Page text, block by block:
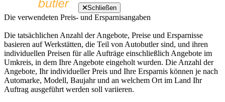
Schließen
Die verwendeten Preis- und Ersparnisangaben
Die tatsächlichen Anzahl der Angebote, Preise und Ersparnisse
basieren auf Werkstätten, die Teil von Autobutler sind, und ihren
individuellen Preisen für alle Aufträge einschließlich Angebote im
Umkreis, in dem Ihre Angebote eingeholt wurden. Die Anzahl der
Angebote, Ihr individueller Preis und Ihre Ersparnis können je nach
Automarke, Modell, Baujahr und an welchem Ort im Land Ihr
Auftrag ausgeführt werden soll variieren.